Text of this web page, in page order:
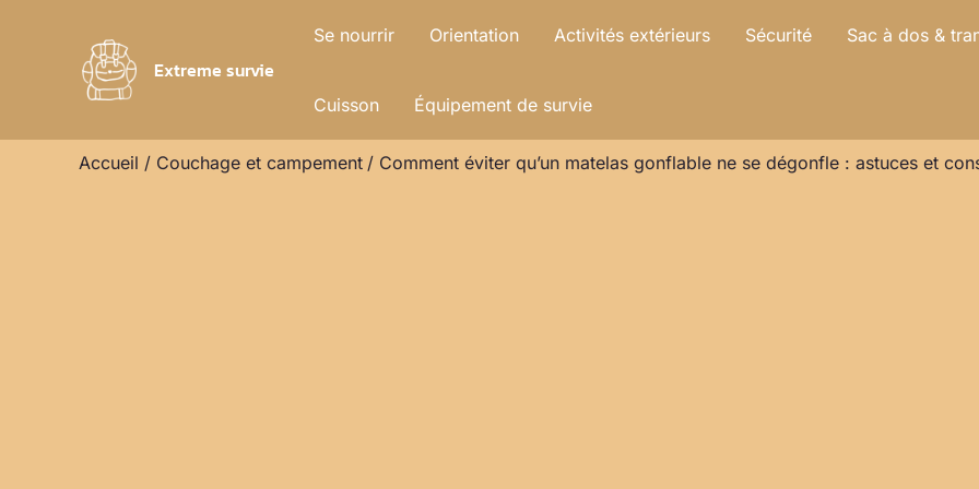
Extreme survie
Se nourrir Orientation Activités extérieurs Sécurité Sac à dos &
Cuisson Équipement de survie
Accueil Couchage et campement Comment éviter qu’un matelas gonflable ne se dégonfle : astuces et